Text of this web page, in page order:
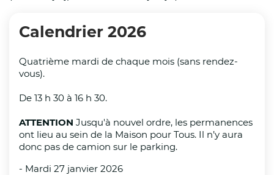
d’horaires, d’activités ou de locaux peuvent
les collectivités afin de limiter l’exposition
sécurité, après échanges avec l’inspecteur
académique de secteur.
Le préfet du Pas-de-Calais a également pris
plusieurs arrêtés en vigueur jusqu’à la fin de
la vigilance rouge :
Calendrier 2026
Quatrième mardi de chaque mois (sans rendez-
vous).
De 13 h 30 à 16 h 30.
ATTENTION Jusqu'à nouvel ordre, les permanences
ont lieu au sein de la Maison pour Tous. Il n’y aura
donc pas de camion sur le parking.
- Mardi 27 janvier 2026